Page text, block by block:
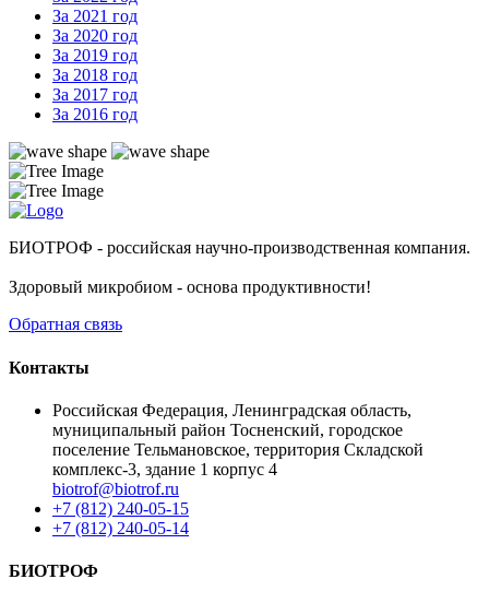
За 2021 год
За 2020 год
За 2019 год
За 2018 год
За 2017 год
За 2016 год
БИОТРОФ - российская научно-производственная компания.
Здоровый микробиом - основа продуктивности!
Обратная связь
Контакты
Российская Федерация, Ленинградская область,
муниципальный район Тосненский, городское
поселение Тельмановское, территория Складской
комплекс-3, здание 1 корпус 4
biotrof@biotrof.ru
+7 (812) 240-05-15
+7 (812) 240-05-14
БИОТРОФ